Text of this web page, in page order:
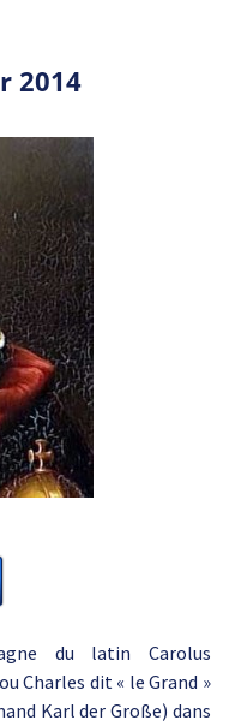
2014
du latin Carolus
Charles dit « le Grand »
Karl der Große) dans